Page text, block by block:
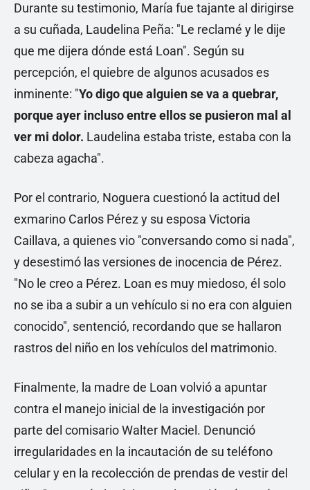
Durante su testimonio, María fue tajante al dirigirse
a su cuñada, Laudelina Peña: "Le reclamé y le dije
que me dijera dónde está Loan". Según su
percepción, el quiebre de algunos acusados es
inminente: "Yo digo que alguien se va a quebrar,
porque ayer incluso entre ellos se pusieron mal al
ver mi dolor. Laudelina estaba triste, estaba con la
cabeza agacha".
Por el contrario, Noguera cuestionó la actitud del
exmarino Carlos Pérez y su esposa Victoria
Caillava, a quienes vio "conversando como si nada",
y desestimó las versiones de inocencia de Pérez.
"No le creo a Pérez. Loan es muy miedoso, él solo
no se iba a subir a un vehículo si no era con alguien
conocido", sentenció, recordando que se hallaron
rastros del niño en los vehículos del matrimonio.
Finalmente, la madre de Loan volvió a apuntar
contra el manejo inicial de la investigación por
parte del comisario Walter Maciel. Denunció
irregularidades en la incautación de su teléfono
celular y en la recolección de prendas de vestir del